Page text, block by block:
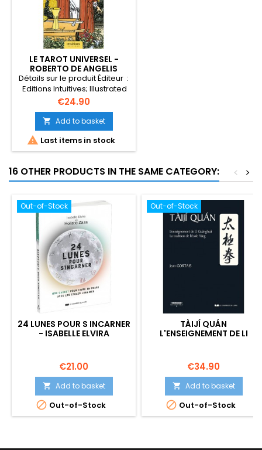
LE TAROT UNIVERSEL -
ROBERTO DE ANGELIS
Détails sur le produit Éditeur ‏ :
‎ Editions Intuitives; Illustrated
édition (27 mai 2021) Langue ‏ :
‎ Français Relié ‏ : ‎ 72 pages
ISBN-10 ‏ : ‎ 2382970022 ISBN-13 ‏
: ‎ 978-2382970027 Poids de
l'article ‏ : ‎ 230 g Dimensions ‏ :
‎ 7 x 3.3 x 12.7 cm
Price
€24.90
 Add to basket
 Last items in stock
16 OTHER PRODUCTS IN THE SAME CATEGORY: >
<
Out-of-Stock
24 LUNES POUR S INCARNER
- ISABELLE ELVIRA
Price
€21.00
 Add to basket
 Out-of-Stock
Out-of-Stock
TÀIJÍ QUÁN
L'ENSEIGNEMENT DE LI
GORTAIS
Price
€34.90
 Add to basket
 Out-of-Stock